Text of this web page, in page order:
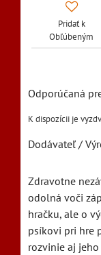
Pridať k
Obľúbeným
Dodávateľ /
Zdravotne
odolná voči
hračku, ale o
psíkovi pri hre
rozvinie aj